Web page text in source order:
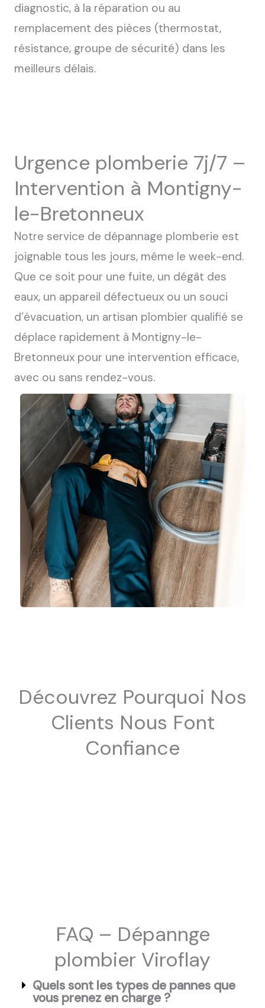
diagnostic, à la réparation ou au
remplacement des pièces (thermostat,
résistance, groupe de sécurité) dans les
meilleurs délais.
Urgence plomberie 7j/7 –
Intervention à Montigny-
le-Bretonneux
Notre service de dépannage plomberie est
joignable tous les jours, même le week-end.
Que ce soit pour une fuite, un dégât des
eaux, un appareil défectueux ou un souci
d’évacuation, un artisan plombier qualifié se
déplace rapidement à Montigny-le-
Bretonneux pour une intervention efficace,
avec ou sans rendez-vous.
Découvrez Pourquoi Nos
Clients Nous Font
Confiance
FAQ – Dépannge
plombier Viroflay
Quels sont les types de pannes que
vous prenez en charge ?